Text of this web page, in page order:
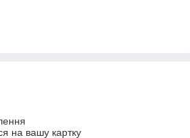
на вашу картку